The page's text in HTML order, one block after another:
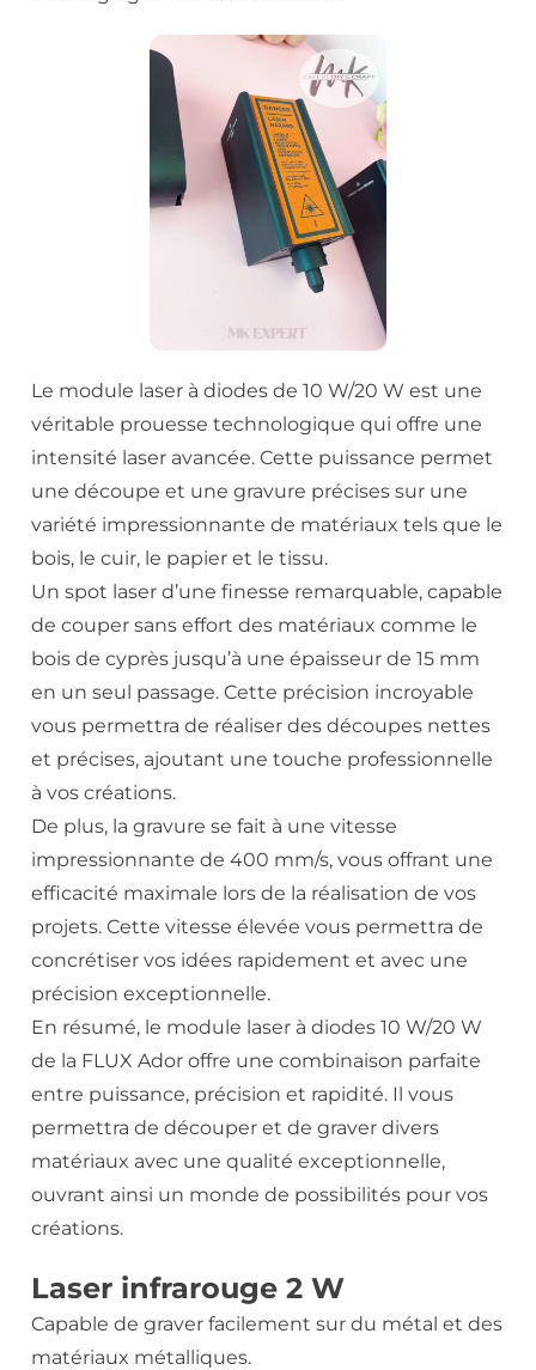
Le module laser à diodes de 10 W/20 W est une
véritable prouesse technologique qui offre une
intensité laser avancée. Cette puissance permet
une découpe et une gravure précises sur une
variété impressionnante de matériaux tels que le
bois, le cuir, le papier et le tissu.
Un spot laser d’une finesse remarquable, capable
de couper sans effort des matériaux comme le
bois de cyprès jusqu’à une épaisseur de 15 mm
en un seul passage. Cette précision incroyable
vous permettra de réaliser des découpes nettes
et précises, ajoutant une touche professionnelle
à vos créations.
De plus, la gravure se fait à une vitesse
impressionnante de 400 mm/s, vous offrant une
efficacité maximale lors de la réalisation de vos
projets. Cette vitesse élevée vous permettra de
concrétiser vos idées rapidement et avec une
précision exceptionnelle.
En résumé, le module laser à diodes 10 W/20 W
de la FLUX Ador offre une combinaison parfaite
entre puissance, précision et rapidité. Il vous
permettra de découper et de graver divers
matériaux avec une qualité exceptionnelle,
ouvrant ainsi un monde de possibilités pour vos
créations.
Laser infrarouge 2 W
Capable de graver facilement sur du métal et des
matériaux métalliques.